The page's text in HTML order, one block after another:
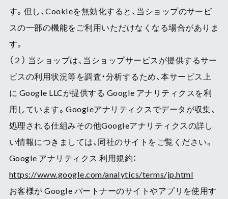
す。但し、Cookieを無効化すると、当ショップのサービ
スの一部の機能をご利用いただけなくなる場合がありま
す。
（２） 当ショップは、当ショップサービスが提供するサー
ビスの利用状況等を調査・分析するため、本サービス上
に Google LLCが提供する Google アナリティクスを利
用しています。Googleアナリティクスでデータが収集、
処理される仕組みその他Googleアナリティクスの詳し
い情報につきましては、同社のサイトをご覧ください。
Google アナリティクス 利用規約：
https://www.google.com/analytics/terms/jp.html
お客様が Google パートナーのサイトやアプリを使用す